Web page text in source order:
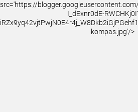
src='https://
I_dExnr0dE-
kompas.jpg'/>